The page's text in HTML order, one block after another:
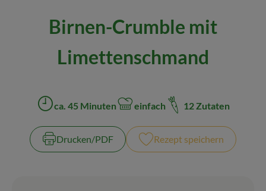
Wir empfehlen
VINCE Weine
So geht's
Über uns
Veranstaltungen
Birnen-Crumble mit
Limettenschmand
Zubreitungszeit:
ca. 45 Minuten
Schwierigkeit:
einfach 12 Zutaten
Drucken​/​PDF Rezept speichern